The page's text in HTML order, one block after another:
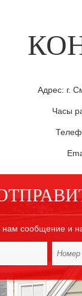
Адрес: г.
Часы
нам сообщение и